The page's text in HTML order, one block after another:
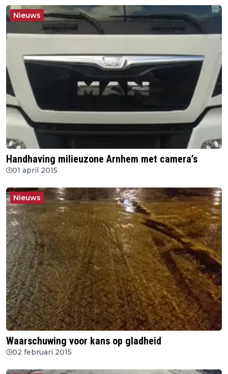
Nieuws
Handhaving milieuzone Arnhem met camera’s
01 april 2015
Nieuws
Waarschuwing voor kans op gladheid
02 februari 2015